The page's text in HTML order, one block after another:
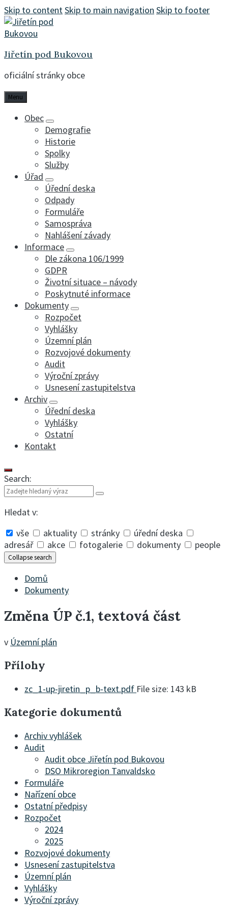
Skip to contentSkip to main navigation Skip to footer
Jiřetín pod Bukovou
oficiální stránky obce
Menu
Obec
Demografie
Historie
Spolky
Služby
Úřad
Úřední deska
Odpady
Formuláře
Samospráva
Nahlášení závady
Informace
Dle zákona 106/1999
GDPR
Životní situace – návody
Poskytnuté informace
Dokumenty
Rozpočet
Vyhlášky
Územní plán
Rozvojové dokumenty
Audit
Výroční zprávy
Usnesení zastupitelstva
Archiv
Úřední deska
Vyhlášky
Ostatní
Kontakt
Search:
Hledat v:
vše
aktuality stránky
úřední deska
adresář
akce fotogalerie dokumenty people
Collapse search
Domů
Dokumenty
Změna ÚP č.1, textová část
v Územní plán
Přílohy
zc_1-up-jiretin_p_b-text.pdf File size: 143 kB
Kategorie dokumentů
Archiv vyhlášek
Audit
Audit obce Jiřetín pod Bukovou
DSO Mikroregion Tanvaldsko
Formuláře
Nařízení obce
Ostatní předpisy
Rozpočet
2024
2025
Rozvojové dokumenty
Usnesení zastupitelstva
Územní plán
Vyhlášky
Výroční zprávy